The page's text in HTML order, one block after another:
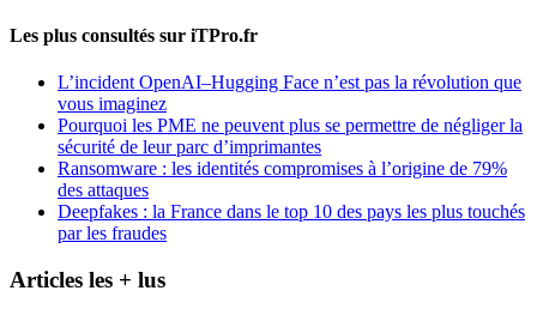
Les plus consultés sur iTPro.fr
L’incident OpenAI–Hugging Face n’est pas la révolution que
vous imaginez
Pourquoi les PME ne peuvent plus se permettre de négliger la
sécurité de leur parc d’imprimantes
Ransomware : les identités compromises à l’origine de 79%
des attaques
Deepfakes : la France dans le top 10 des pays les plus touchés
par les fraudes
Articles les + lus